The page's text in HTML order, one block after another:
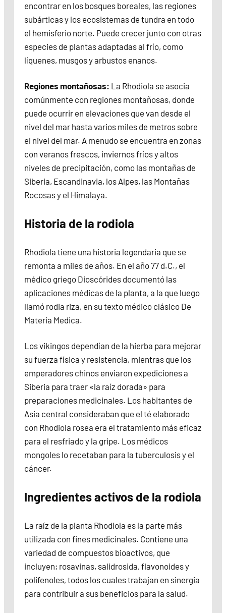
encontrar en los bosques boreales, las regiones
subárticas y los ecosistemas de tundra en todo
el hemisferio norte. Puede crecer junto con otras
especies de plantas adaptadas al frío, como
líquenes, musgos y arbustos enanos.
Regiones montañosas: La Rhodiola se asocia
comúnmente con regiones montañosas, donde
puede ocurrir en elevaciones que van desde el
nivel del mar hasta varios miles de metros sobre
el nivel del mar. A menudo se encuentra en zonas
con veranos frescos, inviernos fríos y altos
niveles de precipitación, como las montañas de
Siberia, Escandinavia, los Alpes, las Montañas
Rocosas y el Himalaya.
Historia de la rodiola
Rhodiola tiene una historia legendaria que se
remonta a miles de años. En el año 77 d.C., el
médico griego Dioscórides documentó las
aplicaciones médicas de la planta, a la que luego
llamó rodia riza, en su texto médico clásico De
Materia Medica.
Los vikingos dependían de la hierba para mejorar
su fuerza física y resistencia, mientras que los
emperadores chinos enviaron expediciones a
Siberia para traer «la raíz dorada» para
preparaciones medicinales. Los habitantes de
Asia central consideraban que el té elaborado
con Rhodiola rosea era el tratamiento más eficaz
para el resfriado y la gripe. Los médicos
mongoles lo recetaban para la tuberculosis y el
cáncer.
Ingredientes activos de la rodiola
La raíz de la planta Rhodiola es la parte más
utilizada con fines medicinales. Contiene una
variedad de compuestos bioactivos, que
incluyen; rosavinas, salidrosida, flavonoides y
polifenoles, todos los cuales trabajan en sinergia
para contribuir a sus beneficios para la salud.